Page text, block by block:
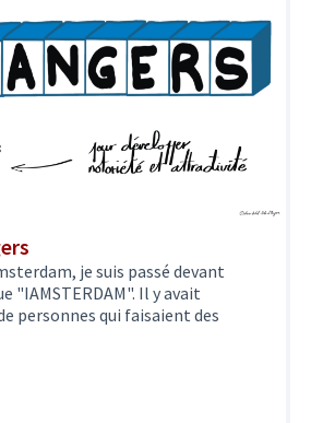
je suis passé devant
"IAMSTERDAM". Il y avait
personnes qui faisaient des